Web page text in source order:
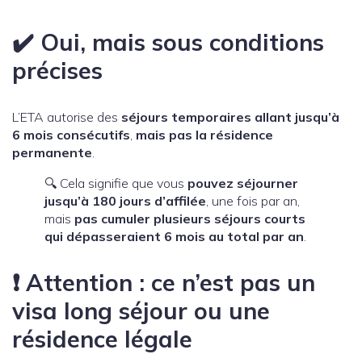
✔️ Oui, mais sous conditions
précises
L’ETA autorise des séjours temporaires allant jusqu’à
6 mois consécutifs mais pas la résidence
permanente
🔍 Cela signifie que vous pouvez séjourner
jusqu’à 180 jours d’affilée , une fois par an,
mais pas cumuler plusieurs séjours courts
qui dépasseraient 6 mois au total par an
❗ Attention : ce n’est pas un
visa long séjour ou une
résidence légale